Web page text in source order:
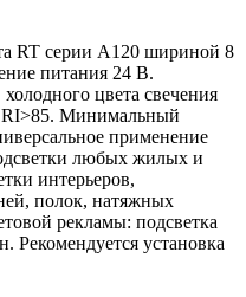
RT серии A120 шириной 8
питания 24 В.
цвета свечения
Минимальный
применение
любых жилых и
интерьеров,
полок, натяжных
рекламы: подсветка
Рекомендуется установка